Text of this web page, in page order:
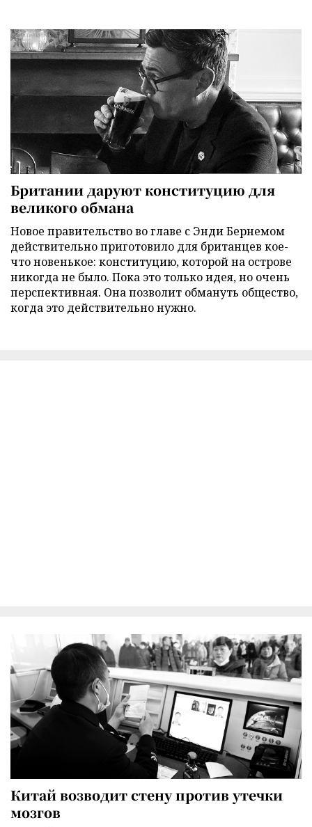
Британии даруют конституцию для
великого обмана
Новое правительство во главе с Энди Бернемом
действительно приготовило для британцев кое-
что новенькое: конституцию, которой на острове
никогда не было. Пока это только идея, но очень
перспективная. Она позволит обмануть общество,
когда это действительно нужно.
Китай возводит стену против утечки
мозгов